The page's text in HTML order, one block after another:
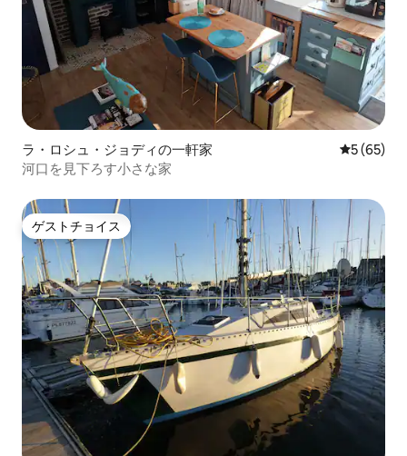
ラ・ロシュ・ジョディの一軒家 レビュー
5 (65)
河口を見下ろす小さな家
ゲストチョイス
ゲストチョイス